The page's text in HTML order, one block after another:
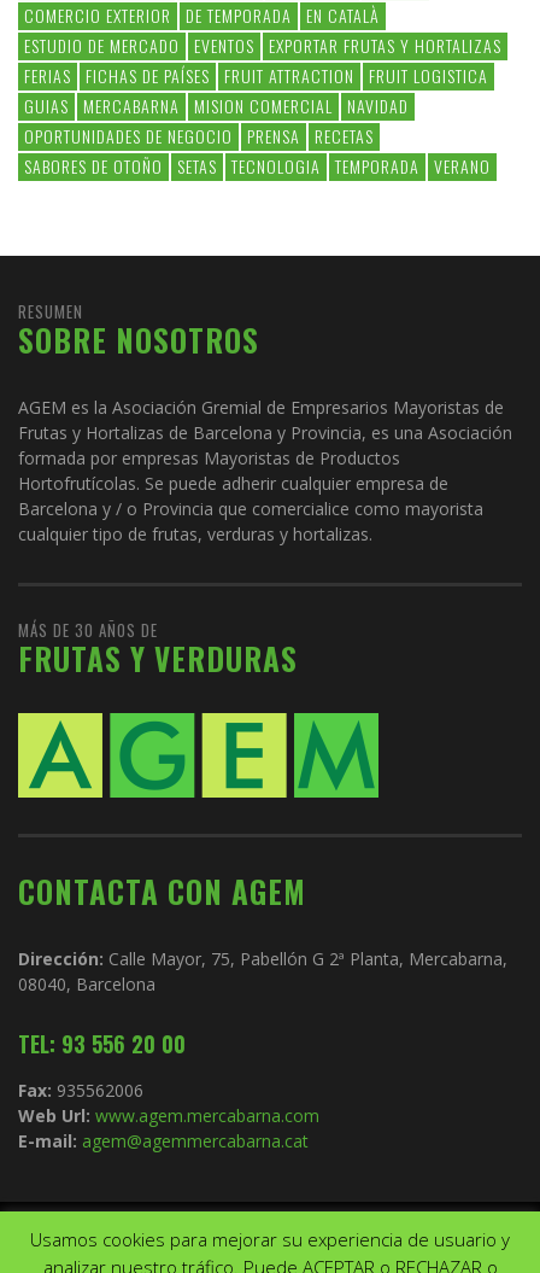
COMERCIO EXTERIOR
DE TEMPORADA
EN CATALÀ
ESTUDIO DE MERCADO
EVENTOS
EXPORTAR FRUTAS Y HORTALIZAS
FERIAS
FICHAS DE PAÍSES FRUIT ATTRACTION
FRUIT LOGISTICA
GUIAS
MERCABARNA MISION COMERCIAL
NAVIDAD
OPORTUNIDADES DE NEGOCIO
PRENSA
RECETAS
SABORES DE OTOÑO
SETAS TECNOLOGIA TEMPORADA VERANO
RESUMEN
SOBRE NOSOTROS
AGEM es la Asociación Gremial de Empresarios Mayoristas de
Frutas y Hortalizas de Barcelona y Provincia, es una Asociación
formada por empresas Mayoristas de Productos
Hortofrutícolas. Se puede adherir cualquier empresa de
Barcelona y / o Provincia que comercialice como mayorista
cualquier tipo de frutas, verduras y hortalizas.
MÁS DE 30 AÑOS DE
FRUTAS Y VERDURAS
CONTACTA CON AGEM
Dirección: Calle Mayor, 75, Pabellón G 2ª Planta, Mercabarna,
08040, Barcelona
TEL: 93 556 20 00
Fax: 935562006
Web Url: www.agem.mercabarna.com
E-mail: agem@agemmercabarna.cat
Copyright © 2021.AGEM. Todos los derechos reservados. Diseño de
Usamos cookies para mejorar su experiencia de usuario y
analizar nuestro tráfico. Puede ACEPTAR o RECHAZAR o